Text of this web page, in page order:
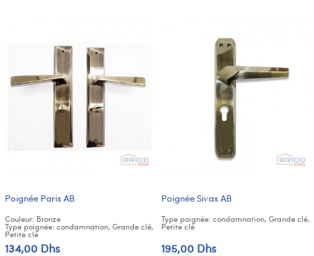
Poignée Paris AB
Couleur: Bronze
Type poignée: condamnation, Grande clé,
Petite clé
134,00 Dhs
Poignée Sivas AB
Type poignée: condamnation, Grande clé,
Petite clé
195,00 Dhs